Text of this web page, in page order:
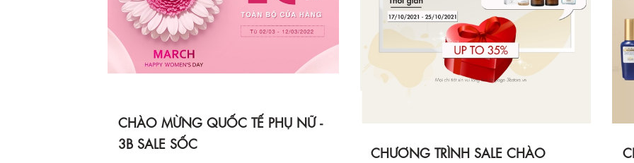
CHÀO MỪNG QUỐC TẾ PHỤ NỮ -
3B SALE SỐC
CHƯƠNG TRÌNH SALE CHÀO